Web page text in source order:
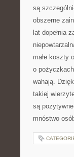
są
obszerne
lat dopełnia
małe koszty
o
wahają.
takiej
są
mnóstwo